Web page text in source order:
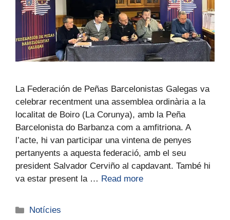
La Federación de Peñas Barcelonistas Galegas va
celebrar recentment una assemblea ordinària a la
localitat de Boiro (La Corunya), amb la Peña
Barcelonista do Barbanza com a amfitriona. A
l’acte, hi van participar una vintena de penyes
pertanyents a aquesta federació, amb el seu
president Salvador Cerviño al capdavant. També hi
va estar present la … Read more
Notícies